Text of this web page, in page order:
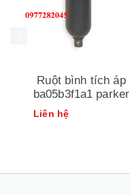
Ruột bình tích áp
ba05b3f1a1 parker
Liên hệ